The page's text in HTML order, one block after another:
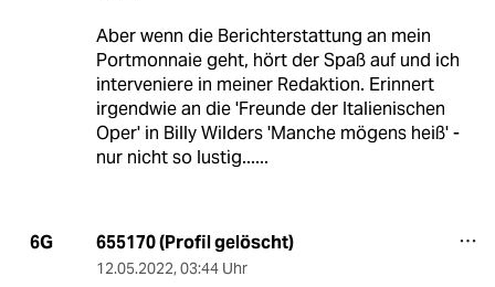
Aber wenn die Berichterstattung an mein
Portmonnaie geht, hört der Spaß auf und ich
interveniere in meiner Redaktion. Erinnert
irgendwie an die 'Freunde der Italienischen
Oper' in Billy Wilders 'Manche mögens heiß' -
nur nicht so lustig......
6G 655170 (Profil gelöscht)
12.05.2022, 03:44 Uhr